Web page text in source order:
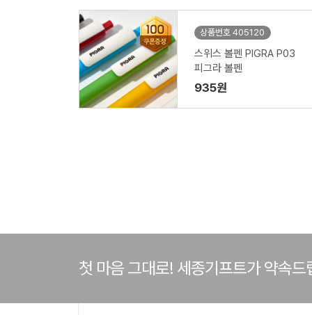
상품번호 405120
스위스 볼펜 PIGRA P03
피그라 볼펜
935원
첫 마음 그대로! 세종기프트가 약속드